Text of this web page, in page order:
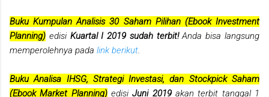
Buku Kumpulan Analisis 30 Saham Pilihan (Ebook Investment
Planning) edisi Kuartal I 2019 sudah terbit!Anda bisa langsung
memperolehnya pada link berikut
Buku Analisa IHSG, Strategi Investasi, dan Stockpick Saham
(Ebook Market Planning)edisiJuni 2019akan terbit tanggal 1